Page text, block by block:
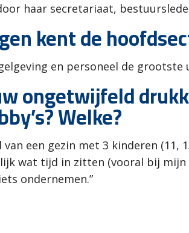
haar secretariaat,
kent de
en personeel de grootste
ongetwijfeld
Welke?
een gezin met 3 kinderen
wat tijd in zitten (vooral bij
ondernemen.”